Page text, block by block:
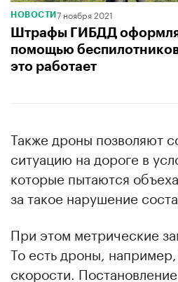
НОВОСТИ 7 ноября 2021
Штрафы ГИБДД
помощью
это работает
Также дроны позволяют
ситуацию на дороге в
которые пытаются
за такое нарушение
При этом метрические
То есть дроны,
скорости.